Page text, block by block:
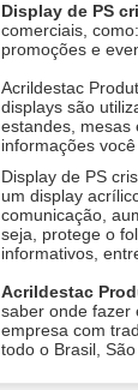
Display de PS
comerciais,
promoções e
Acrildestac
displays são
estandes, mesas
informações
Display de PS
um display
comunicação,
seja, protege o
informativos,
Acrildestac
saber onde fazer
empresa com
todo o Brasil,